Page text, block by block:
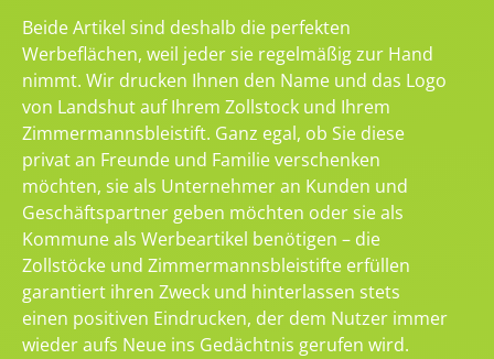
Beide Artikel sind deshalb die perfekten
Werbeflächen, weil jeder sie regelmäßig zur Hand
nimmt. Wir drucken Ihnen den Name und das Logo
von Landshut auf Ihrem Zollstock und Ihrem
Zimmermannsbleistift. Ganz egal, ob Sie diese
privat an Freunde und Familie verschenken
möchten, sie als Unternehmer an Kunden und
Geschäftspartner geben möchten oder sie als
Kommune als Werbeartikel benötigen – die
Zollstöcke und Zimmermannsbleistifte erfüllen
garantiert ihren Zweck und hinterlassen stets
einen positiven Eindrucken, der dem Nutzer immer
wieder aufs Neue ins Gedächtnis gerufen wird.